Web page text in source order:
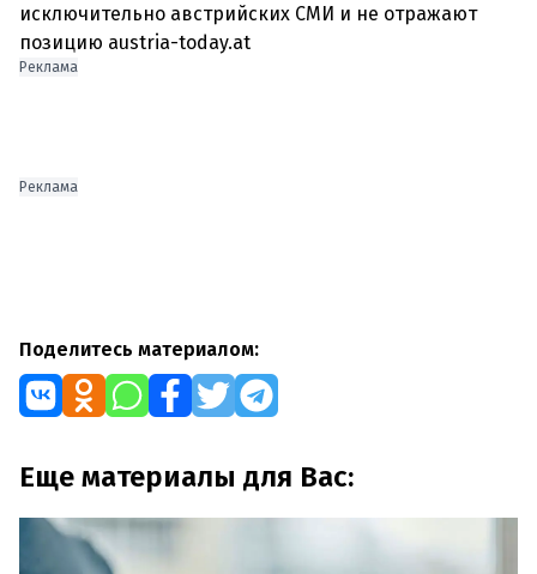
исключительно австрийских СМИ и не отражают
позицию austria-today.at
Реклама
Реклама
Поделитесь материалом:
Еще материалы для Вас: